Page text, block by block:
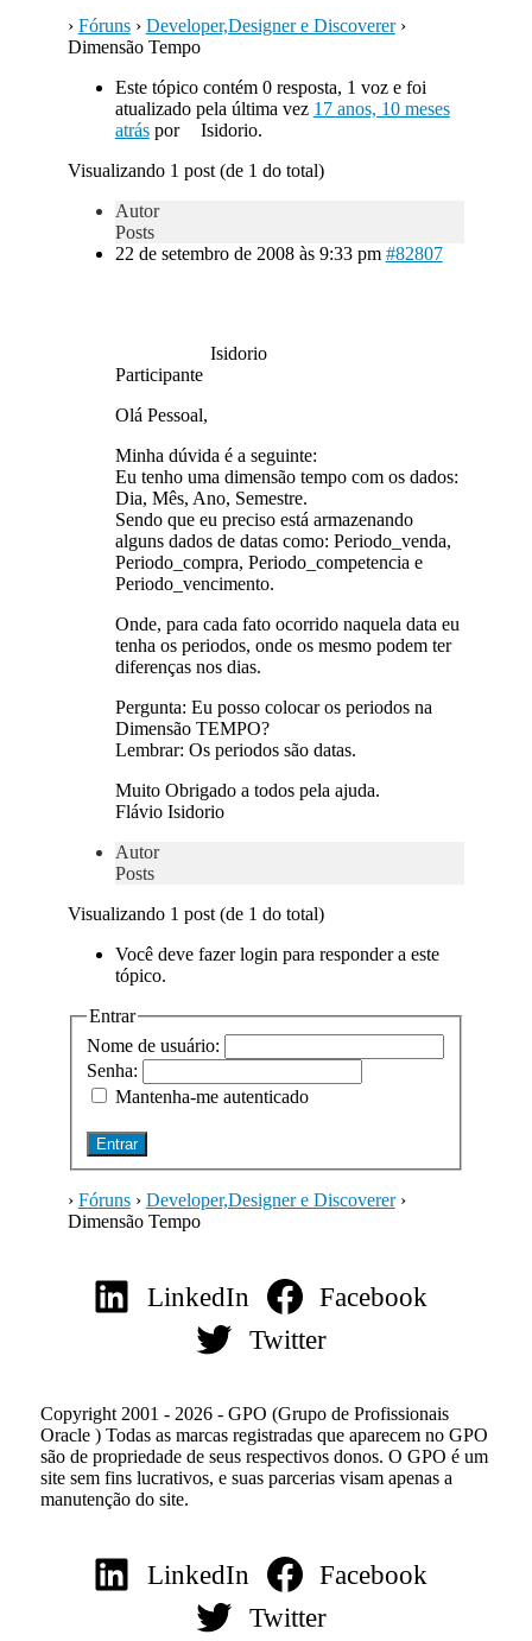
› Fóruns › Developer,Designer e Discoverer ›
Dimensão Tempo
Este tópico contém 0 resposta, 1 voz e foi
atualizado pela última vez 17 anos, 10 meses
atráspor
Isidorio.
Visualizando 1 post (de 1 do total)
Autor
Posts
22 de setembro de 2008 às 9:33 pm #82807
Isidorio
Participante
Olá Pessoal,
Minha dúvida é a seguinte:
Eu tenho uma dimensão tempo com os dados:
Dia, Mês, Ano, Semestre.
Sendo que eu preciso está armazenando
alguns dados de datas como: Periodo_venda,
Periodo_compra, Periodo_competencia e
Periodo_vencimento.
Onde, para cada fato ocorrido naquela data eu
tenha os periodos, onde os mesmo podem ter
diferenças nos dias.
Pergunta: Eu posso colocar os periodos na
Dimensão TEMPO?
Lembrar: Os periodos são datas.
Muito Obrigado a todos pela ajuda.
Flávio Isidorio
Autor
Posts
Visualizando 1 post (de 1 do total)
Você deve fazer login para responder a este
tópico.
Entrar
Nome de usuário:
Senha:
Mantenha-me autenticado
Entrar
› Fóruns › Developer,Designer e Discoverer ›
Dimensão Tempo
LinkedIn
Facebook
Twitter
Copyright 2001 - 2026 - GPO (Grupo de Profissionais
Oracle ) Todas as marcas registradas que aparecem no GPO
são de propriedade de seus respectivos donos. O GPO é um
site sem fins lucrativos, e suas parcerias visam apenas a
manutenção do site.
LinkedIn
Facebook
Twitter